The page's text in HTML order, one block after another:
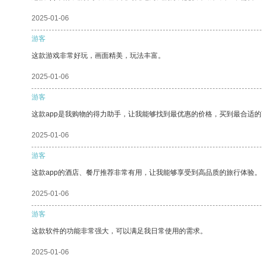
2025-01-06
游客
这款游戏非常好玩，画面精美，玩法丰富。
2025-01-06
游客
这款app是我购物的得力助手，让我能够找到最优惠的价格，买到最合适
2025-01-06
游客
这款app的酒店、餐厅推荐非常有用，让我能够享受到高品质的旅行体验。
2025-01-06
游客
这款软件的功能非常强大，可以满足我日常使用的需求。
2025-01-06